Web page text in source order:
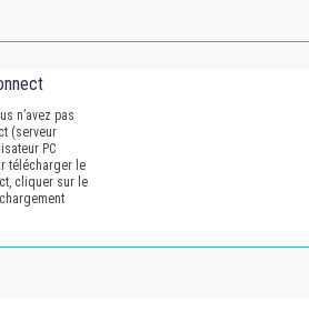
n’avez pas
(serveur
PC
télécharger le
cliquer sur le